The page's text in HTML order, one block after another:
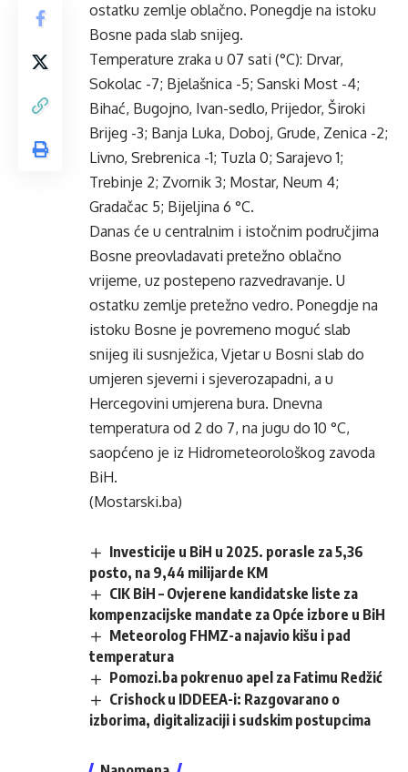
ostatku zemlje oblačno. Ponegdje na istoku
Bosne pada slab snijeg.
Temperature zraka u 07 sati (°C): Drvar,
Sokolac -7; Bjelašnica -5; Sanski Most -4;
Bihać, Bugojno, Ivan-sedlo, Prijedor, Široki
Brijeg -3; Banja Luka, Doboj, Grude, Zenica -2;
Livno, Srebrenica -1; Tuzla 0; Sarajevo 1;
Trebinje 2; Zvornik 3; Mostar, Neum 4;
Gradačac 5; Bijeljina 6 °C.
Danas će u centralnim i istočnim područjima
Bosne preovladavati pretežno oblačno
vrijeme, uz postepeno razvedravanje. U
ostatku zemlje pretežno vedro. Ponegdje na
istoku Bosne je povremeno moguć slab
snijeg ili susnježica, Vjetar u Bosni slab do
umjeren sjeverni i sjeverozapadni, a u
Hercegovini umjerena bura. Dnevna
temperatura od 2 do 7, na jugu do 10 °C,
saopćeno je iz Hidrometeorološkog zavoda
BiH.
(Mostarski.ba)
Investicije u BiH u 2025. porasle za 5,36
posto, na 9,44 milijarde KM
CIK BiH – Ovjerene kandidatske liste za
kompenzacijske mandate za Opće izbore u BiH
Meteorolog FHMZ-a najavio kišu i pad
temperatura
Pomozi.ba pokrenuo apel za Fatimu Redžić
Crishock u IDDEEA-i: Razgovarano o
izborima, digitalizaciji i sudskim postupcima